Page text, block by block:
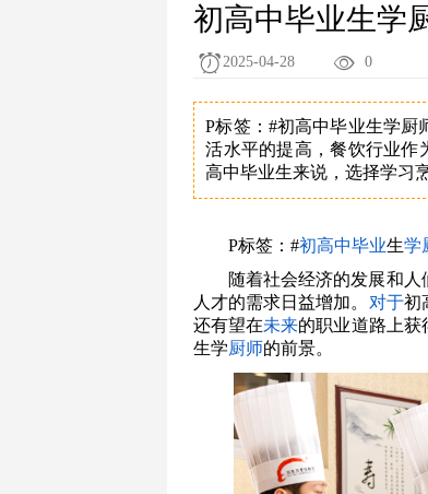
初高中毕业生学
2025-04-28 0
P标签：#初高中毕业生学厨
活水平的提高，餐饮行业作
高中毕业生来说，选择学习
P标签：#初高中毕业生学
随着社会经济的发展和人
人才的需求日益增加。 对于初
还有望在未来的职业道路上获
生学厨师的前景。